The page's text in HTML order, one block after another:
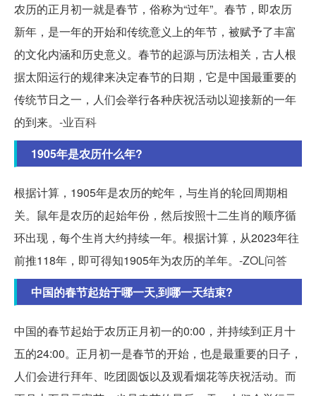
农历的正月初一就是春节，俗称为“过年”。春节，即农历
新年，是一年的开始和传统意义上的年节，被赋予了丰富
的文化内涵和历史意义。春节的起源与历法相关，古人根
据太阳运行的规律来决定春节的日期，它是中国最重要的
传统节日之一，人们会举行各种庆祝活动以迎接新的一年
的到来。 -业百科
1905年是农历什么年?
根据计算，1905年是农历的蛇年，与生肖的轮回周期相
关。鼠年是农历的起始年份，然后按照十二生肖的顺序循
环出现，每个生肖大约持续一年。根据计算，从2023年往
前推118年，即可得知1905年为农历的羊年。 -ZOL问答
中国的春节起始于哪一天,到哪一天结束?
中国的春节起始于农历正月初一的0:00，并持续到正月十
五的24:00。正月初一是春节的开始，也是最重要的日子，
人们会进行拜年、吃团圆饭以及观看烟花等庆祝活动。而